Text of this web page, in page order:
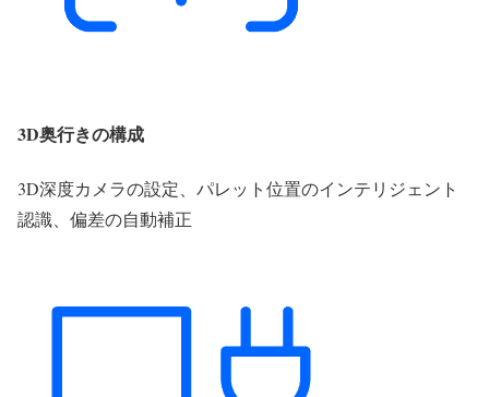
3D奥行きの構成
3D深度カメラの設定、パレット位置のインテリジェント
認識、偏差の自動補正